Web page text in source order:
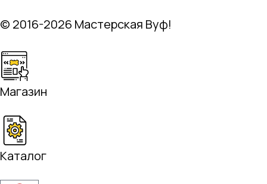
© 2016-2026 Мастерская Вуф!
Магазин
Каталог